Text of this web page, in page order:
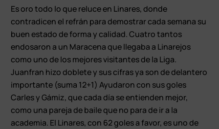
Es oro todo lo que reluce en Linares, donde
contradicen el refrán para demostrar cada semana su
buen estado de forma y calidad. Cuatro tantos
endosaron a un Maracena que llegaba a Linarejos
como uno de los mejores visitantes de la Liga.
Juanfran hizo doblete y sus cifras ya son de delantero
importante (suma 12+1) Ayudaron con sus goles
Carles y Gámiz, que cada día se entienden mejor,
como una pareja de baile que no para de ir a la
academia. El Linares, con 62 goles a favor, es uno de